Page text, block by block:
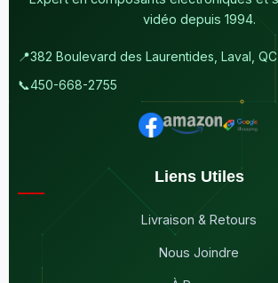
vidéo depuis 1994.
📍382 Boulevard des Laurentides, Laval,
📞450-668-2755
Liens Utiles
Livraison & Retours
Nous Joindre